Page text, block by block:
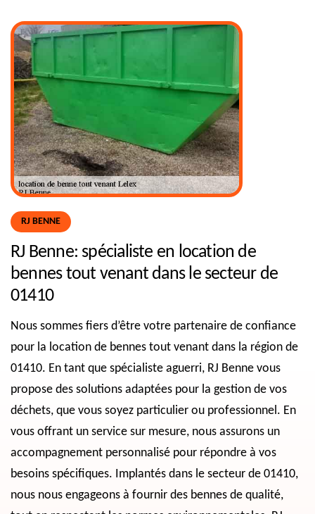
RJ BENNE
RJ Benne: spécialiste en location de
bennes tout venant dans le secteur de
01410
Nous sommes fiers d’être votre partenaire de confiance
pour la location de bennes tout venant dans la région de
01410. En tant que spécialiste aguerri, RJ Benne vous
propose des solutions adaptées pour la gestion de vos
déchets, que vous soyez particulier ou professionnel. En
vous offrant un service sur mesure, nous assurons un
accompagnement personnalisé pour répondre à vos
besoins spécifiques. Implantés dans le secteur de 01410,
nous nous engageons à fournir des bennes de qualité,